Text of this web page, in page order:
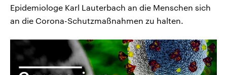
Epidemiologe Karl Lauterbach an die Menschen sich
an die Corona-Schutzmaßnahmen zu halten.